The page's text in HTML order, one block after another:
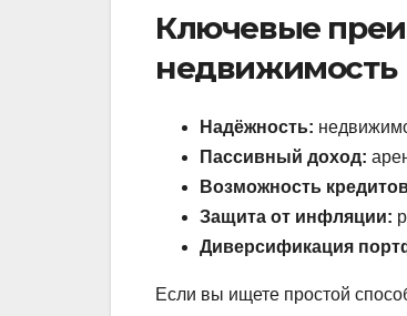
Ключевые
недвижимость
Надёжность:
Пассивный доход:
Возможность
Защита от инфляции:
Диверсификация
Если вы ищете простой